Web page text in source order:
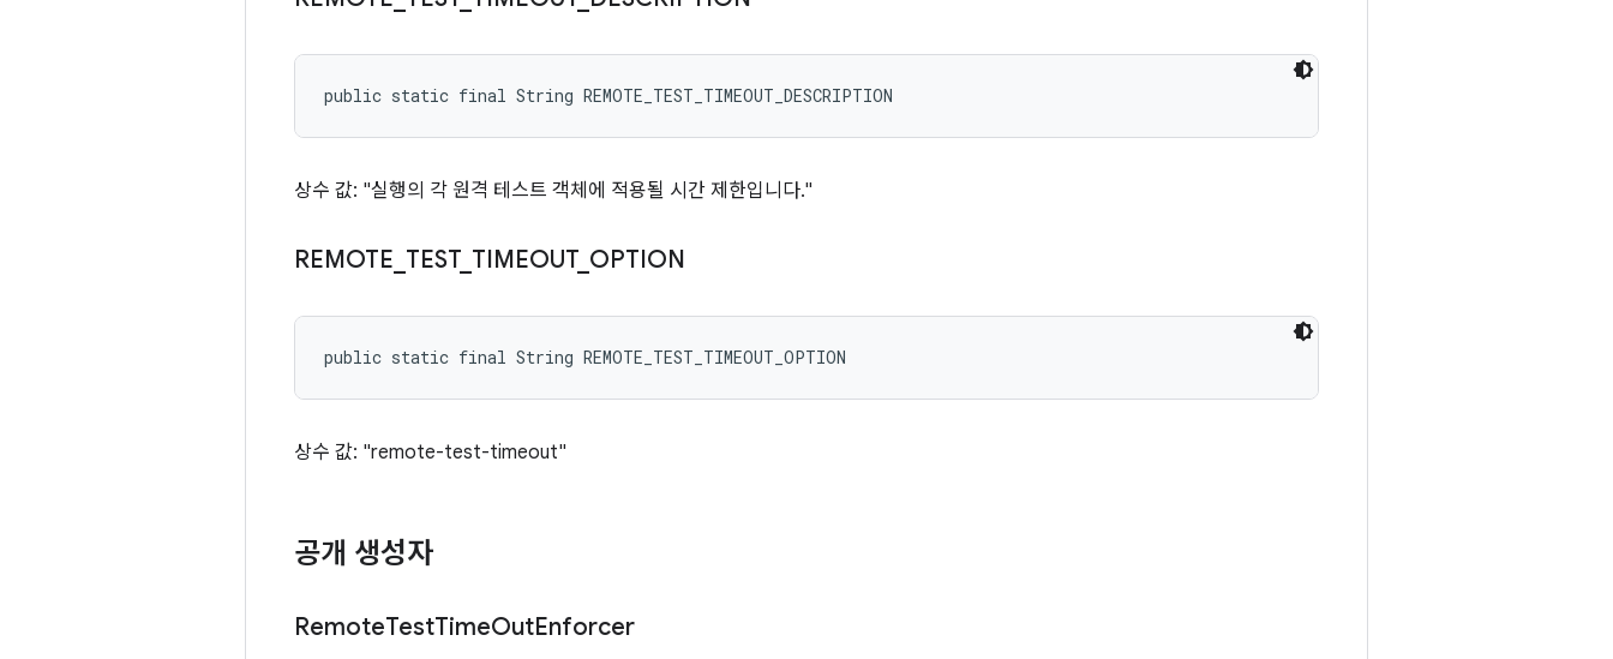
public static final String REMOTE_TEST_TIMEOUT_DESCRIPTION
상수 값: "실행의 각 원격 테스트 객체에 적용될 시간 제한입니다."
REMOTE TEST_ TIMEOUT_ OPTION
public static final String REMOTE_TEST_TIMEOUT_OPTION
상수 값: "remote-test-timeout"
공개 생성자
RemoteTestTimeOutEnforcer